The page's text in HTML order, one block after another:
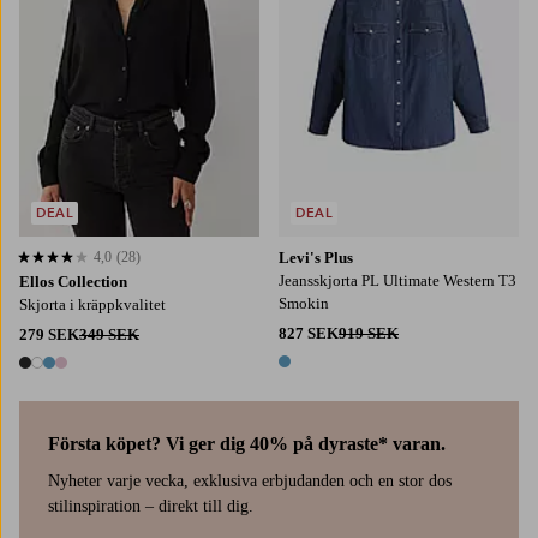
Ellos Collection
Skjorta i kräppkvalitet
279 SEK349 SEK
4 färger
4,0 baserat på 28 st betyg
4,0 (28)
DEAL
Första köpet? Vi ger dig 40% på dyraste* varan.
Nyheter varje vecka, exklusiva erbjudanden och en stor dos
stilinspiration – direkt till dig.
Levi's Plus
Jeansskjorta PL Ultimate Western T3
Smokin
827 SEK919 SEK
1 färg
DEAL